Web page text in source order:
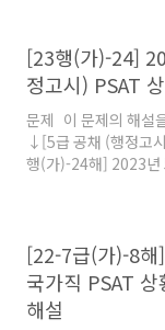
므로 제1호에 해당하
다. ③. (X) 제2항) 동
을 기준으로 해당 동
하여 6개월 이상 거
29.에 주민등록을 마
야 6개월이 되므로
[23행(가)-24]
정고시) PSAT
문제 이 문제의 해
↓[5급 공채 (행정고
행(가)-24해] 2023년
제1항) 입주민대표회
별로 선출되어야 한
자격 상실 요건은 서
판단한다. 따라서
[22-7급(가)-8
국가직 PSAT
해설